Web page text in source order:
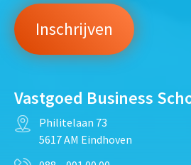
Vastgoed Business
Philitelaan 73
5617 AM Eindhoven